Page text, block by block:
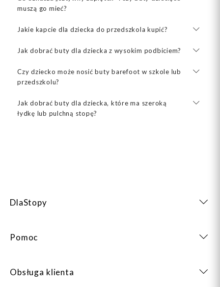
muszą go mieć?
Jakie kapcie dla dziecka do przedszkola kupić?
Jak dobrać buty dla dziecka z wysokim podbiciem?
Czy dziecko może nosić buty barefoot w szkole lub
przedszkolu?
Jak dobrać buty dla dziecka, które ma szeroką
łydkę lub pulchną stopę?
DlaStopy
Pomoc
Obsługa klienta